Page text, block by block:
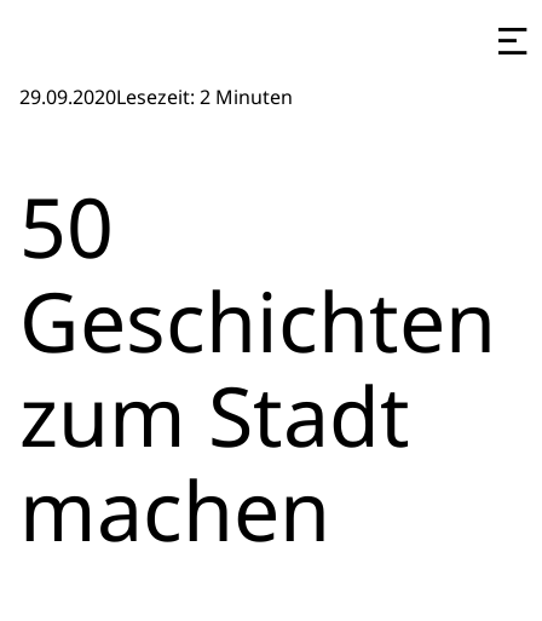
29.09.2020Lesezeit: 2 Minuten
50
Geschichten
zum Stadt
machen